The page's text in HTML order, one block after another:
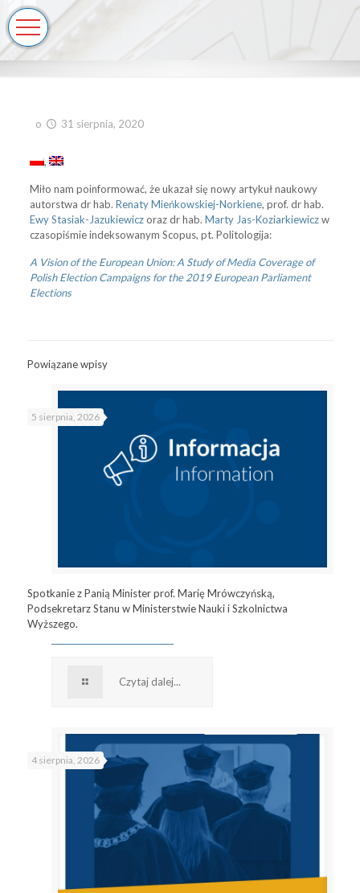
o 31 sierpnia, 2020
Miło nam poinformować, że ukazał się nowy artykuł naukowy
autorstwa dr hab.Renaty Mieńkowskiej-Norkiene, prof. dr hab.
Ewy Stasiak-Jazukiewiczoraz dr hab.Marty Jas-Koziarkiewiczw
czasopiśmie indeksowanym Scopus, pt. Politologija:
A Vision of the European Union: A Study of Media Coverage of
Polish Election Campaigns for the 2019 European Parliament
Elections
Powiązane wpisy
5 sierpnia, 2026
Spotkanie z Panią Minister prof. Marię Mrówczyńską,
Podsekretarz Stanu w Ministerstwie Nauki i Szkolnictwa
Wyższego.
Czytaj dalej...
4 sierpnia, 2026